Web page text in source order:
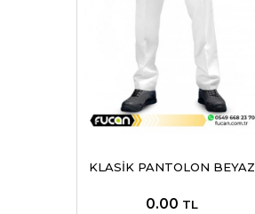
KLASİK PANTOLON BEYAZ
0.00 TL